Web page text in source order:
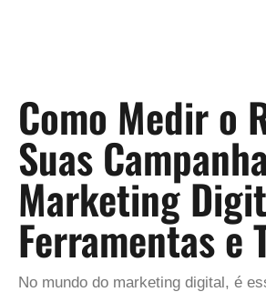
Como Medir o
Suas
Marketing
Ferramentas e
No mundo do marketing digital, é